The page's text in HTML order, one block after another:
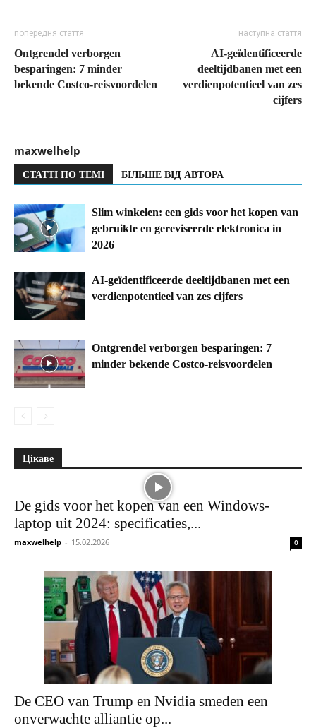
попередня стаття
Ontgrendel verborgen
besparingen: 7 minder
bekende Costco-reisvoordelen
наступна стаття
AI-geïdentificeerde
deeltijdbanen met een
verdienpotentieel van zes
cijfers
maxwelhelp
СТАТТІ ПО ТЕМІ БІЛЬШЕ ВІД АВТОРА
Slim winkelen: een gids voor het kopen van
gebruikte en gereviseerde elektronica in
2026
AI-geïdentificeerde deeltijdbanen met een
verdienpotentieel van zes cijfers
Ontgrendel verborgen besparingen: 7
minder bekende Costco-reisvoordelen
Цікаве
De gids voor het kopen van een Windows-
laptop uit 2024: specificaties,...
maxwelhelp - 15.02.2026 0
De CEO van Trump en Nvidia smeden een
onverwachte alliantie op...